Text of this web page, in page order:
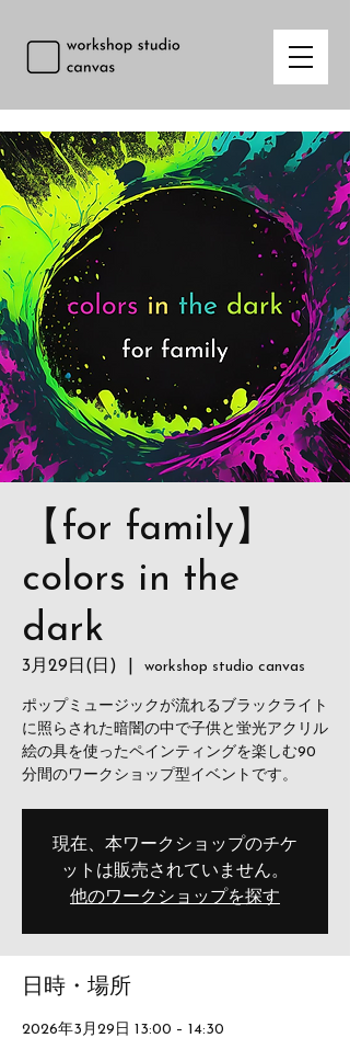
【for family】
colors in the
dark
3月29日(日) workshop studio canvas
ポップミュージックが流れるブラックライト
に照らされた暗闇の中で子供と蛍光アクリル
絵の具を使ったペインティングを楽しむ90
分間のワークショップ型イベントです。
現在、本ワークショップのチケ
ットは販売されていません。
他のワークショップを探す
日時・場所
2026年3月29日 13:00 – 14:30